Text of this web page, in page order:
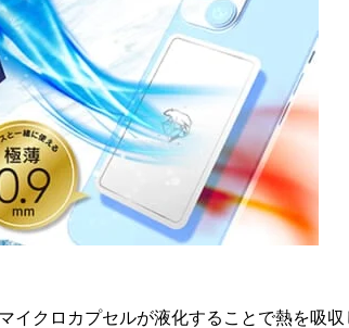
クロカプセルが液化することで熱を吸